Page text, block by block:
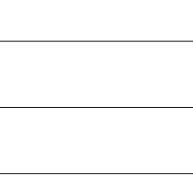
Județul Argeș
Al Madinah